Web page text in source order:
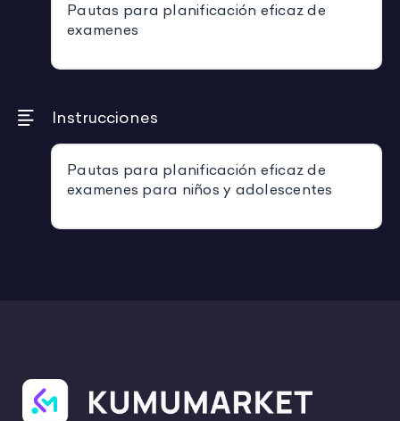
Pautas para planificación eficaz de
examenes
Instrucciones
Pautas para planificación eficaz de
examenes para niños y adolescentes